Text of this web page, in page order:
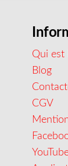
Qui est
Blog
CGV